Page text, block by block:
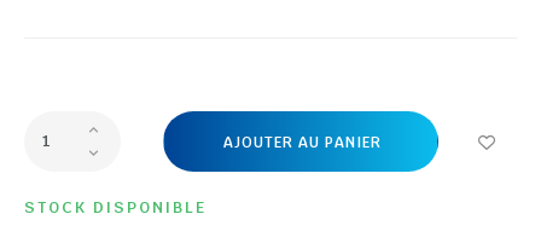
AJOUTER AU PANIER
STOCK DISPONIBLE